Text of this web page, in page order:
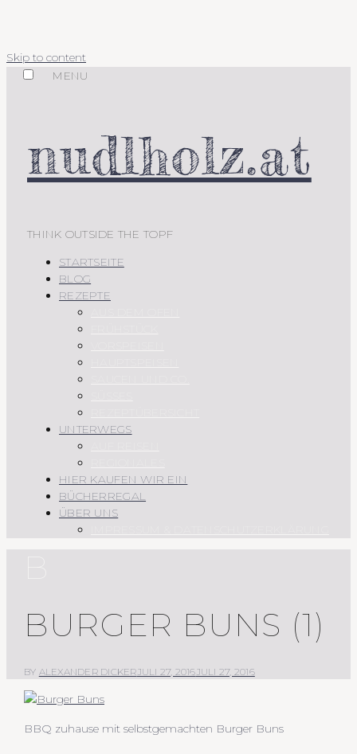
Skip to content
MENU
nudlholz.at
THINK OUTSIDE THE TOPF
STARTSEITE
BLOG
REZEPTE
UNTERWEGS
HIER KAUFEN WIR EIN
BÜCHERREGAL
ÜBER UNS
BURGER BUNS (1)
BY ALEXANDER DICKERJULI 27, 2016JULI 27, 2016
BBQ zuhause mit selbstgemachten Burger Buns